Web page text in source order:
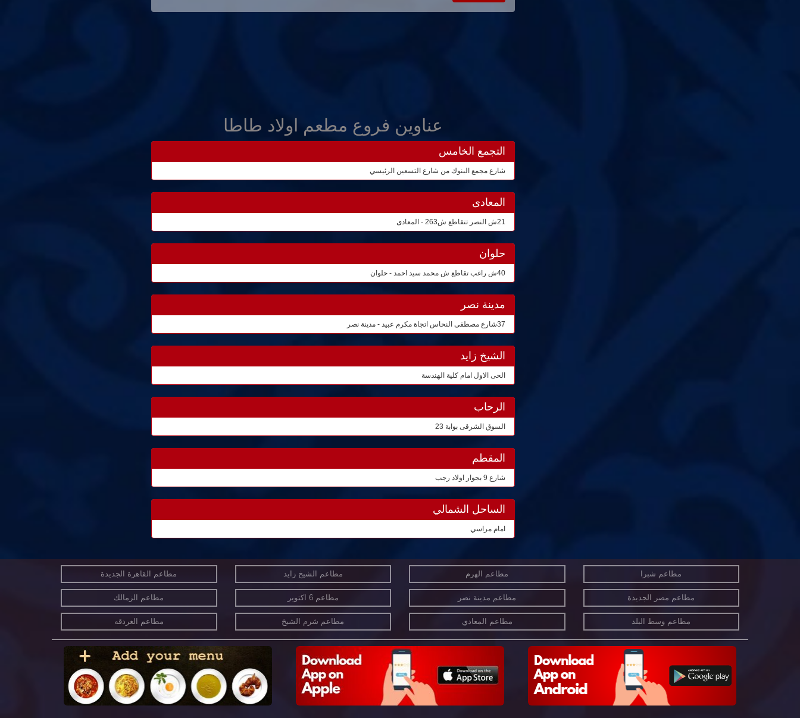
عناوين فروع مطعم اولاد طاطا
التجمع الخامس
شارع مجمع البنوك من شارع التسعين الرئيسي
المعادى
21ش النصر تتقاطع ش263 - المعادى
حلوان
40ش راغب تقاطع ش محمد سيد احمد - حلوان
مدينة نصر
37شارع مصطفى النحاس اتجاة مكرم عبيد - مدينة نصر
الشيخ زايد
الحى الاول امام كلية الهندسة
الرحاب
السوق الشرقى بوابة 23
المقطم
شارع 9 بجوار اولاد رجب
الساحل الشمالي
امام مراسي
مطاعم شبرا مطاعم الهرم مطاعم الشيخ زايد مطاعم القاهرة الجديدة
مطاعم مصر الجديدة مطاعم مدينة نصر مطاعم 6 اكتوبر مطاعم الزمالك
مطاعم وسط البلد مطاعم المعادي مطاعم شرم الشيخ مطاعم الغردقه